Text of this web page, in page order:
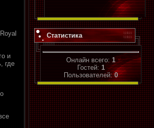
и
где
Статистика
Онлайн всего:1
Гостей: 1
Пользователей:0